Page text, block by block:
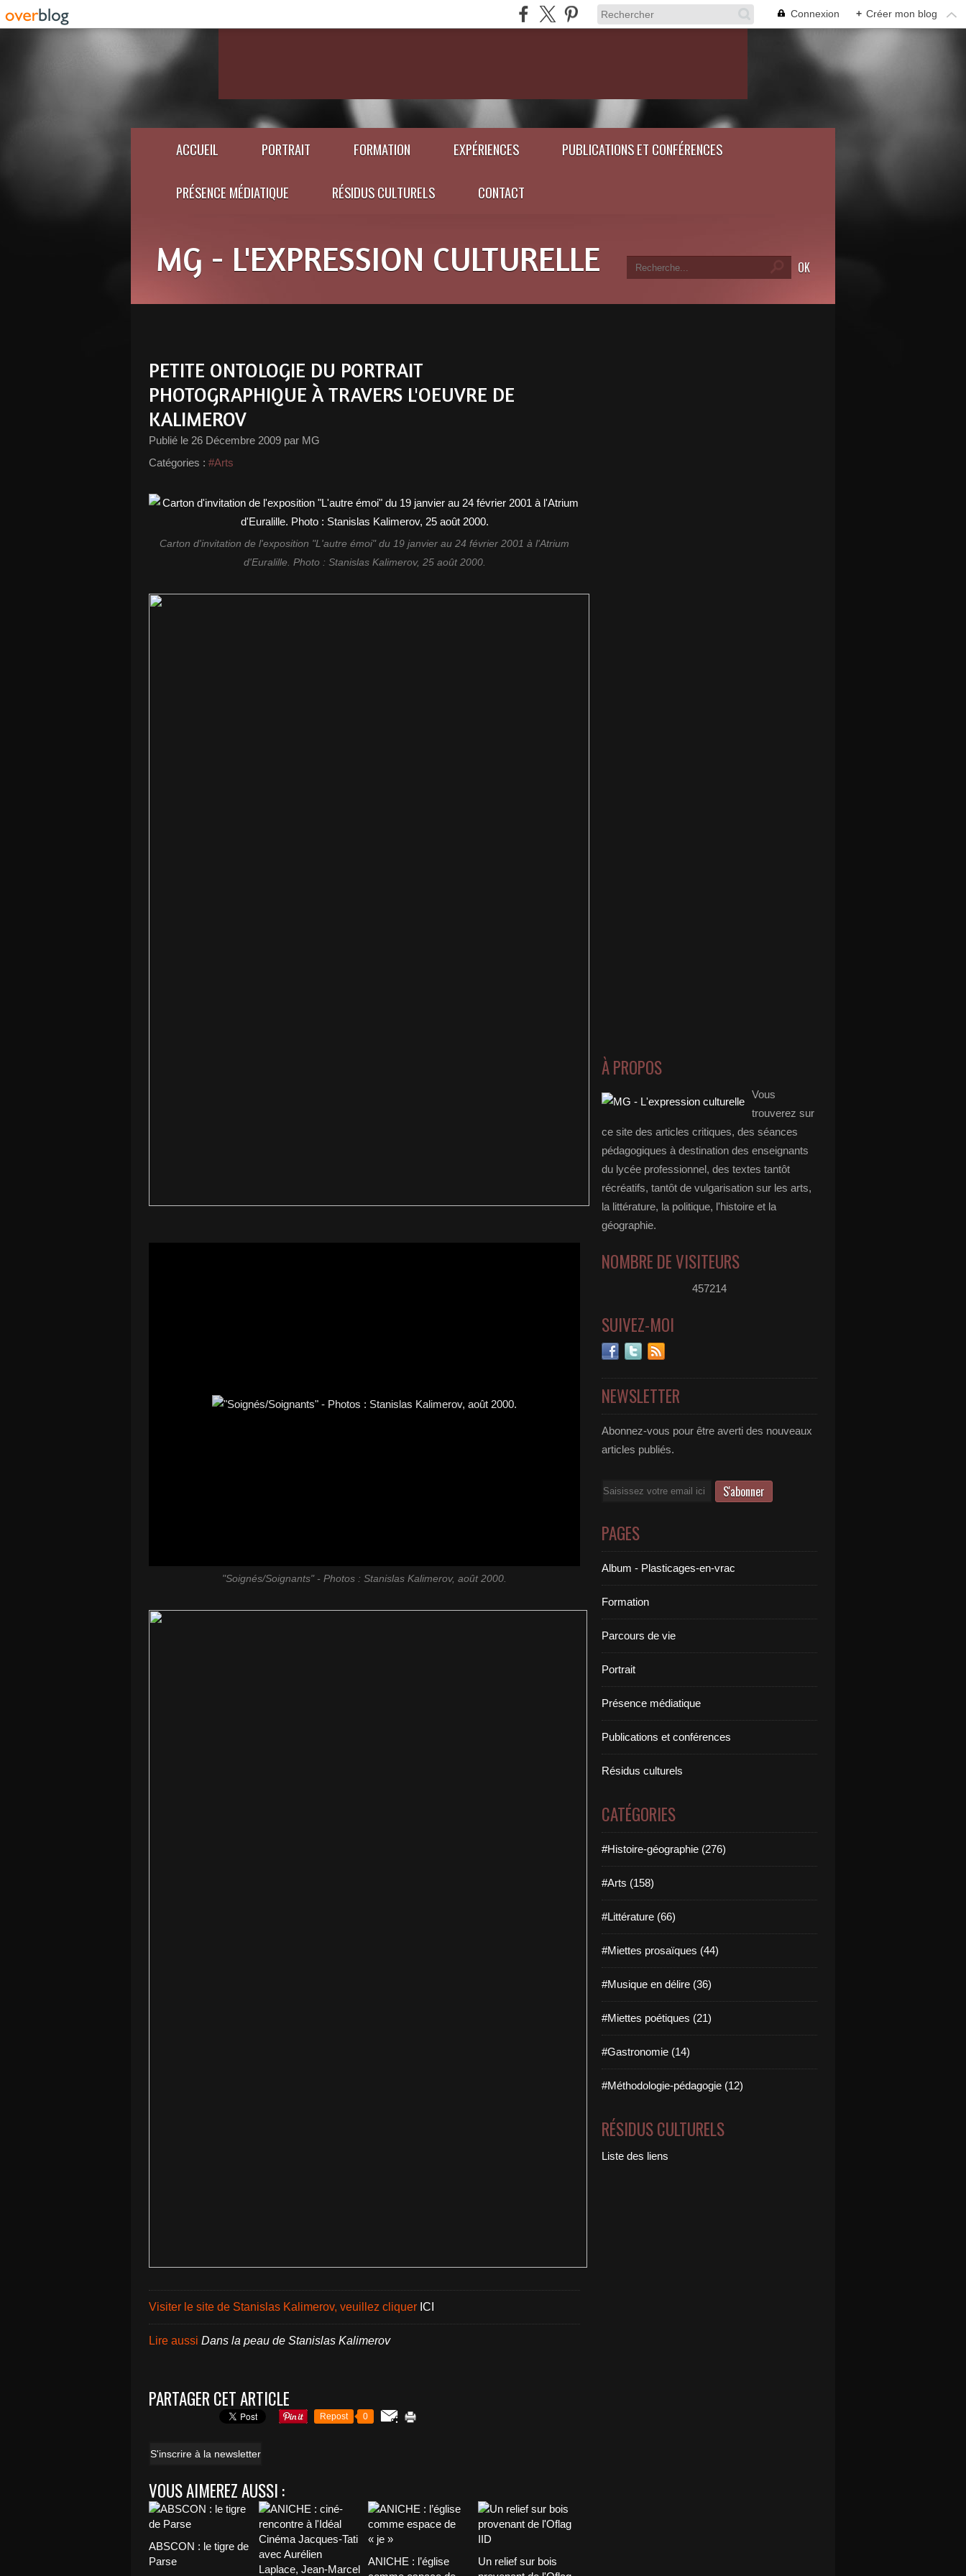
Connexion + Créer mon blog
ACCUEIL PORTRAIT FORMATION EXPÉRIENCES PUBLICATIONS ET CONFÉRENCES
PRÉSENCE MÉDIATIQUE RÉSIDUS CULTURELS CONTACT
MG - L'EXPRESSION CULTURELLE
PETITE ONTOLOGIE DU PORTRAIT
PHOTOGRAPHIQUE À TRAVERS L'OEUVRE DE
KALIMEROV
Publié le 26 Décembre 2009 par MG
Catégories : #Arts
Carton d'invitation de l'exposition "L'autre émoi" du 19 janvier au 24 février 2001 à l'Atrium
d'Euralille. Photo : Stanislas Kalimerov, 25 août 2000.
"Soignés/Soignants" - Photos : Stanislas Kalimerov, août 2000.
Visiter le site de Stanislas Kalimerov, veuillez cliquer ICI
Lire aussi Dans la peau de Stanislas Kalimerov
PARTAGER CET ARTICLE
Repost 0
S'inscrire à la newsletter
VOUS AIMEREZ AUSSI :
ABSCON : le tigre de
Parse
ANICHE : l’église
Un relief sur bois
À PROPOS
Vous
trouverez sur
ce site des articles critiques, des séances
pédagogiques à destination des enseignants
du lycée professionnel, des textes tantôt
récréatifs, tantôt de vulgarisation sur les arts,
la littérature, la politique, l'histoire et la
géographie.
NOMBRE DE VISITEURS
457214
SUIVEZ-MOI
NEWSLETTER
Abonnez-vous pour être averti des nouveaux
articles publiés.
Email
PAGES
Album - Plasticages-en-vrac
Formation
Parcours de vie
Portrait
Présence médiatique
Publications et conférences
Résidus culturels
CATÉGORIES
#Histoire-géographie (276)
#Arts (158)
#Littérature (66)
#Miettes prosaïques (44)
#Musique en délire (36)
#Miettes poétiques (21)
#Gastronomie (14)
#Méthodologie-pédagogie (12)
RÉSIDUS CULTURELS
Liste des liens